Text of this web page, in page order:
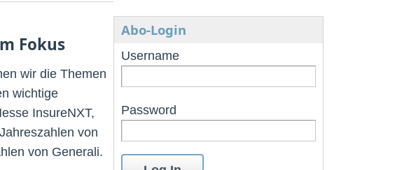
Fokus
wir die Themen
wichtige
InsureNXT,
von
von Generali.
Abo-Login
Username
Password